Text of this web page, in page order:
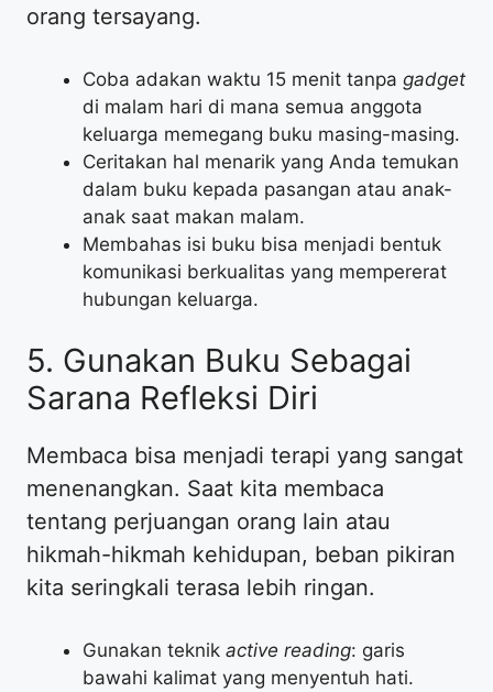
orang tersayang.
​Coba adakan waktu 15 menit tanpa gadget
di malam hari di mana semua anggota
keluarga memegang buku masing-masing.
​Ceritakan hal menarik yang Anda temukan
dalam buku kepada pasangan atau anak-
anak saat makan malam.
​Membahas isi buku bisa menjadi bentuk
komunikasi berkualitas yang mempererat
hubungan keluarga.
​5. Gunakan Buku Sebagai
Sarana Refleksi Diri
​Membaca bisa menjadi terapi yang sangat
menenangkan. Saat kita membaca
tentang perjuangan orang lain atau
hikmah-hikmah kehidupan, beban pikiran
kita seringkali terasa lebih ringan.
​Gunakan teknik active reading: garis
bawahi kalimat yang menyentuh hati.